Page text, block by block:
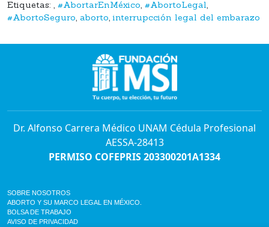
Etiquetas: , #AbortarEnMéxico, #AbortoLegal,
#AbortoSeguro, aborto,interrupcción legal del embarazo
Dr. Alfonso Carrera Médico UNAM Cédula Profesional
AESSA-28413
PERMISO COFEPRIS 203300201A1334
SOBRE NOSOTROS
ABORTO Y SU MARCO LEGAL EN MÉXICO.
BOLSA DE TRABAJO
AVISO DE PRIVACIDAD